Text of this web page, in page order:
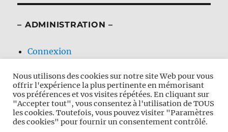
– ADMINISTRATION –
Connexion
Flux des commentaires
Site de WordPress-FR
Nous utilisons des cookies sur notre site Web pour vous
offrir l'expérience la plus pertinente en mémorisant
vos préférences et vos visites répétées. En cliquant sur
"Accepter tout", vous consentez à l'utilisation de TOUS
les cookies. Toutefois, vous pouvez visiter "Paramètres
des cookies" pour fournir un consentement contrôlé.